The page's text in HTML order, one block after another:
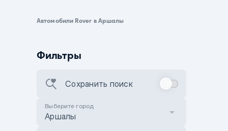
Автомобили Rover в Аршалы
Фильтры
Сохранить поиск
Выберите город
Аршалы